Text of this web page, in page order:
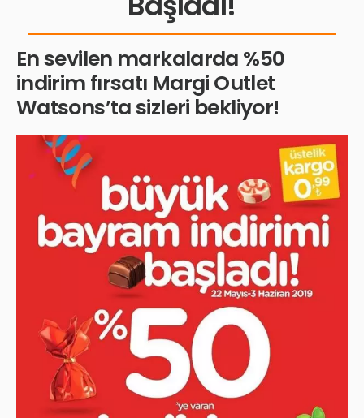
En sevilen markalarda %50
indirim fırsatı Margi Outlet
Watsons’ta sizleri bekliyor!